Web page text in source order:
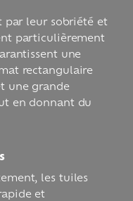
par leur sobriété et
particulièrement
une
rectangulaire
une grande
en donnant du
les tuiles
et